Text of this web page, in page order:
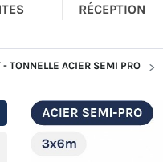
RÉCEPTION
TONNELLE ACIER SEMI PRO